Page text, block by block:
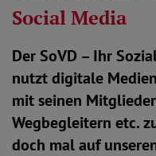
Social Media
Der SoVD – Ihr
nutzt digitale
mit seinen
Wegbegleitern etc.
doch mal auf